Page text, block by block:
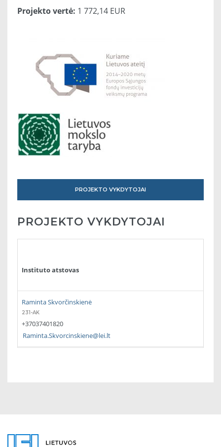
Projekto vertė: 1 772,14 EUR
PROJEKTO VYKDYTOJAI
PROJEKTO VYKDYTOJAI
Instituto atstovas
Raminta Skvorčinskienė
231-AK
+37037401820
Raminta.Skvorcinskiene@lei.lt